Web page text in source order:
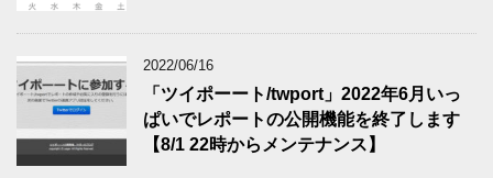
2022/06/16
「ツイポーート/twport」2022年6月いっ
ぱいでレポートの公開機能を終了します
【8/1 22時からメンテナンス】